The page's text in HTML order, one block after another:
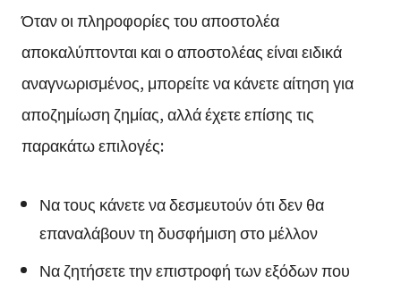
Όταν οι πληροφορίες του αποστολέα
αποκαλύπτονται και ο αποστολέας είναι ειδικά
αναγνωρισμένος, μπορείτε να κάνετε αίτηση για
αποζημίωση ζημίας, αλλά έχετε επίσης τις
παρακάτω επιλογές:
Να τους κάνετε να δεσμευτούν ότι δεν θα
επαναλάβουν τη δυσφήμιση στο μέλλον
Να ζητήσετε την επιστροφή των εξόδων που